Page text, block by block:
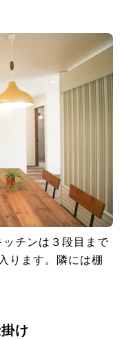
チンは３段目まで
ります。隣には棚
け